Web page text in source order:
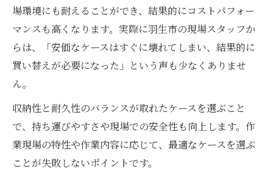
場環境にも耐えることができ、結果的にコストパフォー
マンスも高くなります。実際に羽生市の現場スタッフか
らは、「安価なケースはすぐに壊れてしまい、結果的に
買い替えが必要になった」という声も少なくありませ
ん。
収納性と耐久性のバランスが取れたケースを選ぶこと
で、持ち運びやすさや現場での安全性も向上します。作
業現場の特性や作業内容に応じて、最適なケースを選ぶ
ことが失敗しないポイントです。